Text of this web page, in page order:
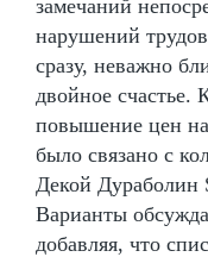
замечаний
нарушений
сразу, неважно
двойное счастье.
повышение цен
было связано с
Декой Дураболин
Варианты
добавляя, что